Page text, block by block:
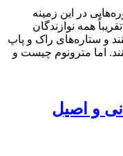
در این زمینه
همه نوازندگان
و ستاره‌های راک و پاپ
اما مترونوم چیست و
و اصیل